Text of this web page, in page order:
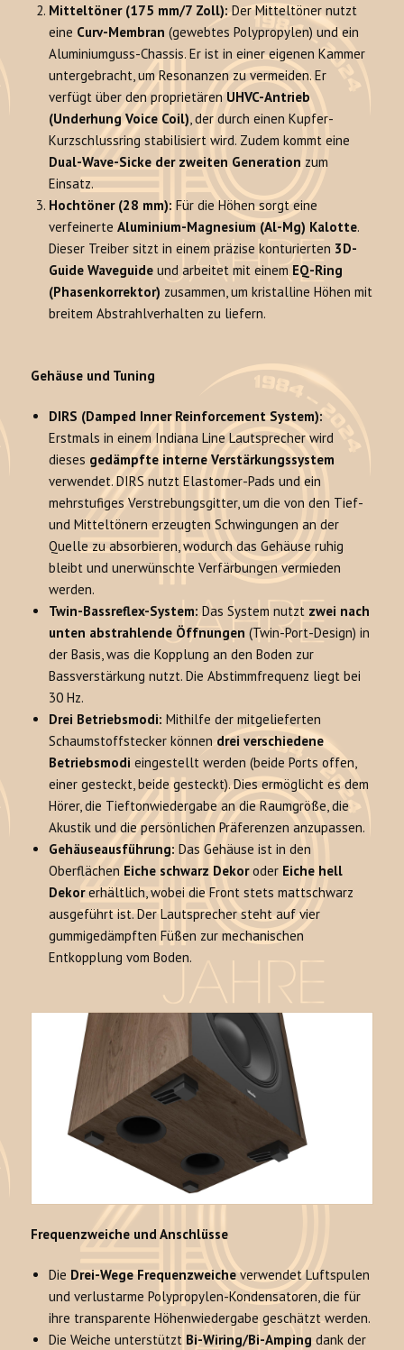
Mitteltöner (175 mm/7 Zoll):Der Mitteltöner nutzt
eine Curv-Membran (gewebtes Polypropylen) und ein
Aluminiumguss-Chassis. Er ist in einer eigenen Kammer
untergebracht, um Resonanzen zu vermeiden. Er
verfügt über den proprietärenUHVC-Antrieb
(Underhung Voice Coil), der durch einen Kupfer-
Kurzschlussring stabilisiert wird. Zudem kommt eine
Dual-Wave-Sicke der zweiten Generation zum
Einsatz.
Hochtöner (28 mm): Für die Höhen sorgt eine
verfeinerteAluminium-Magnesium (Al-Mg) Kalotte.
Dieser Treiber sitzt in einem präzise konturierten 3D-
Guide Waveguide und arbeitet mit einem EQ-Ring
(Phasenkorrektor) zusammen, um kristalline Höhen mit
breitem Abstrahlverhalten zu liefern.
Gehäuse und Tuning
DIRS (Damped Inner Reinforcement System):
Erstmals in einem Indiana Line Lautsprecher wird
dieses gedämpfte interne Verstärkungssystem
verwendet. DIRS nutzt Elastomer-Pads und ein
mehrstufiges Verstrebungsgitter, um die von den Tief-
und Mitteltönern erzeugten Schwingungen an der
Quelle zu absorbieren, wodurch das Gehäuse ruhig
bleibt und unerwünschte Verfärbungen vermieden
werden.
Twin-Bassreflex-System: Das System nutzt zwei nach
unten abstrahlende Öffnungen (Twin-Port-Design) in
der Basis, was die Kopplung an den Boden zur
Bassverstärkung nutzt. Die Abstimmfrequenz liegt bei
30 Hz.
Drei Betriebsmodi: Mithilfe der mitgelieferten
Schaumstoffstecker können drei verschiedene
Betriebsmodi eingestellt werden (beide Ports offen,
einer gesteckt, beide gesteckt). Dies ermöglicht es dem
Hörer, die Tieftonwiedergabe an die Raumgröße, die
Akustik und die persönlichen Präferenzen anzupassen.
Gehäuseausführung: Das Gehäuse ist in den
Oberflächen Eiche schwarz Dekoroder Eiche hell
Dekorerhältlich, wobei die Front stets mattschwarz
ausgeführt ist. Der Lautsprecher steht auf vier
gummigedämpften Füßen zur mechanischen
Entkopplung vom Boden.
Frequenzweiche und Anschlüsse
Die Drei-Wege Frequenzweicheverwendet Luftspulen
und verlustarme Polypropylen-Kondensatoren, die für
ihre transparente Höhenwiedergabe geschätzt werden.
Die Weiche unterstützt Bi-Wiring/Bi-Amping dank der